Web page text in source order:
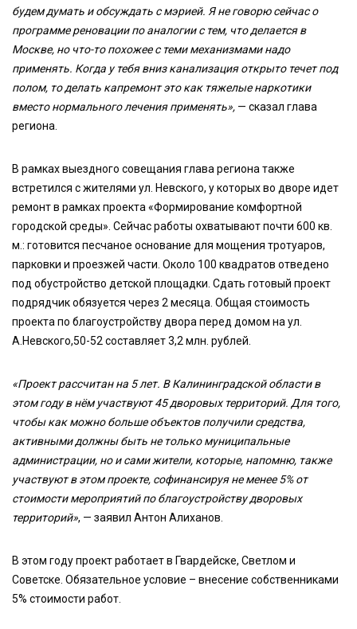
будем думать и обсуждать с мэрией. Я не говорю сейчас о
программе реновации по аналогии с тем, что делается в
Москве, но что-то похожее с теми механизмами надо
применять. Когда у тебя вниз канализация открыто течет под
полом, то делать капремонт это как тяжелые наркотики
вместо нормального лечения применять», — сказал глава
региона.
В рамках выездного совещания глава региона также
встретился с жителями ул. Невского, у которых во дворе идет
ремонт в рамках проекта «Формирование комфортной
городской среды». Сейчас работы охватывают почти 600 кв.
м.: готовится песчаное основание для мощения тротуаров,
парковки и проезжей части. Около 100 квадратов отведено
под обустройство детской площадки. Сдать готовый проект
подрядчик обязуется через 2 месяца. Общая стоимость
проекта по благоустройству двора перед домом на ул.
А.Невского,50-52 составляет 3,2 млн. рублей.
«Проект рассчитан на 5 лет. В Калининградской области в
этом году в нём участвуют 45 дворовых территорий. Для того,
чтобы как можно больше объектов получили средства,
активными должны быть не только муниципальные
администрации, но и сами жители, которые, напомню, также
участвуют в этом проекте, софинансируя не менее 5% от
стоимости мероприятий по благоустройству дворовых
территорий», — заявил Антон Алиханов.
В этом году проект работает в Гвардейске, Светлом и
Советске. Обязательное условие – внесение собственниками
5% стоимости работ.